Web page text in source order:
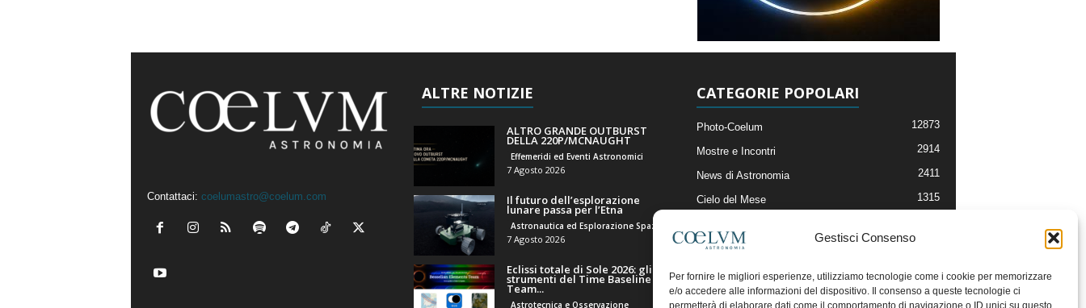
Gestisci Consenso
Per fornire le migliori esperienze, utilizziamo tecnologie come i cookie per memorizzare
e/o accedere alle informazioni del dispositivo. Il consenso a queste tecnologie ci
permetterà di elaborare dati come il comportamento di navigazione o ID unici su questo
Contattaci: coelumastro@coelum.com
ALTRE NOTIZIE
ALTRO GRANDE OUTBURST
DELLA 220P/MCNAUGHT
Effemeridi ed Eventi Astronomici
7 Agosto 2026
Il futuro dell’esplorazione
lunare passa per l’Etna
7 Agosto 2026
Eclissi totale di Sole 2026: gli
strumenti del Time Baseline
Team...
Astrotecnica e Osservazione
CATEGORIE POPOLARI
Photo-Coelum 12873
Mostre e Incontri 2914
News di Astronomia 2411
Cielo del Mese 1315
Articoli e Risorse On-Line
Il Blog della Redazione